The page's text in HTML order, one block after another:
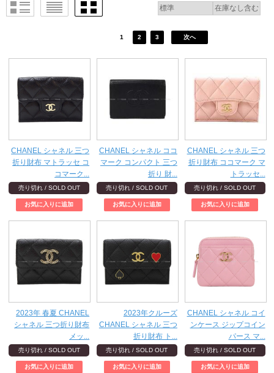
1 2 3 次へ
CHANEL シャネル 三つ
折り財布 マトラッセ コ
コマーク...
売り切れ / SOLD OUT
CHANEL シャネル ココ
マーク コンパクト 三つ
折り 財...
売り切れ / SOLD OUT
CHANEL シャネル 三つ
折り財布 ココマーク マ
トラッセ...
売り切れ / SOLD OUT
2023年 春夏 CHANEL
シャネル 三つ折り財布
メッ...
売り切れ / SOLD OUT
2023年クルーズ
CHANEL シャネル 三つ
折り財布 ト...
売り切れ / SOLD OUT
CHANEL シャネル コイ
ンケース ジップコイン
パース マ...
売り切れ / SOLD OUT